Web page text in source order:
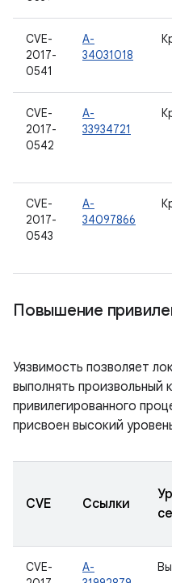
CVE-
2017-
0541
A-
34031018
CVE-
2017-
0542
A-
33934721
CVE-
2017-
0543
A-
34097866
Повышение
Уязвимость позволяет
выполнять произвольный
привилегированного
присвоен высокий
CVE Ссылки
CVE-
A-